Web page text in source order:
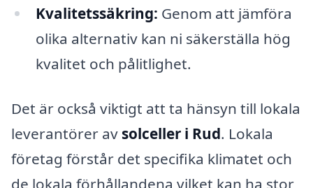
Kvalitetssäkring: Genom att jämföra
olika alternativ kan ni säkerställa hög
kvalitet och pålitlighet.
Det är också viktigt att ta hänsyn till lokala
leverantörer av solceller i Rud. Lokala
företag förstår det specifika klimatet och
de lokala förhållandena vilket kan ha stor